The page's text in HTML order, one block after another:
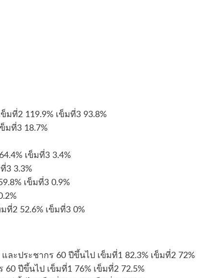
ที่2 119.9% เข็มที่3 93.8%
มที่3 18.7%
เข็มที่3 3.4%
3 3.3%
เข็มที่3 0.9%
ที่2 52.6% เข็มที่3 0%
ละประชากร 60 ปีขึ้นไป เข็มที่1 82.3% เข็มที่2 72%
60 ปีขึ้นไป เข็มที่1 76% เข็มที่2 72.5%